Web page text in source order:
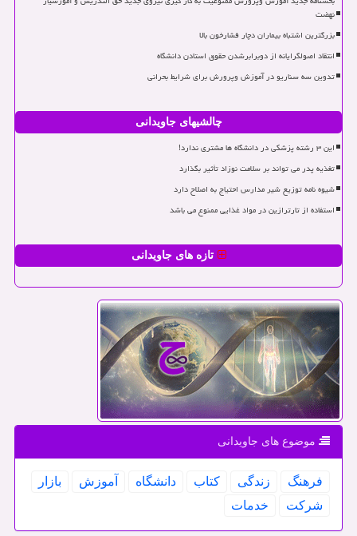
نهضت
بزرگترین اشتباه بیماران دچار فشارخون بالا
انتقاد اصولگرایانه از دوبرابرشدن حقوق استادن دانشگاه
تدوین سه سناریو در آموزش وپرورش برای شرایط بحرانی
چالشیهای جاویدانی
این ۳ رشته پزشکی در دانشگاه ها مشتری ندارد!
تغذیه پدر می تواند بر سلامت نوزاد تأثیر بگذارد
شیوه نامه توزیع شیر مدارس احتیاج به اصلاح دارد
استفاده از تارترازین در مواد غذایی ممنوع می باشد
تازه های جاویدانی
موضوع های جاویدانی
فرهنگ زندگی كتاب دانشگاه آموزش
بازار
شركت
خدمات